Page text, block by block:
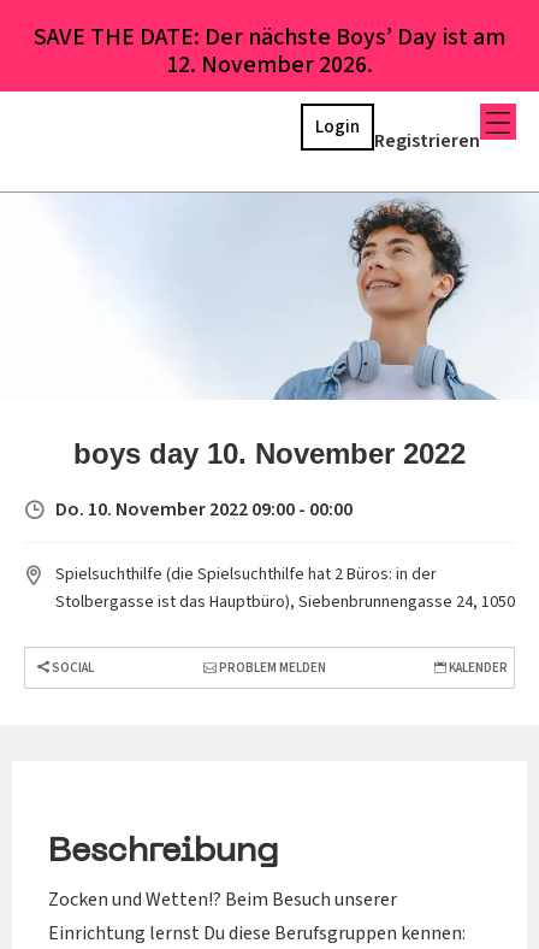
SAVE THE DATE: Der nächste Boys’ Day ist am
12. November 2026.
Registrieren
Login
boys day 10. November 2022
Do. 10. November 2022 09:00 - 00:00
Spielsuchthilfe (die Spielsuchthilfe hat 2 Büros: in der
Stolbergasse ist das Hauptbüro), Siebenbrunnengasse 24, 1050
SOCIAL PROBLEM MELDEN KALENDER
Beschreibung
Zocken und Wetten!? Beim Besuch unserer
Einrichtung lernst Du diese Berufsgruppen kennen: